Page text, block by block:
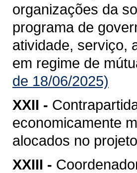
organizações da
programa de
atividade, serviço,
em regime de
de 18/06/2025)
XXII -
economicamente
alocados no
XXIII -